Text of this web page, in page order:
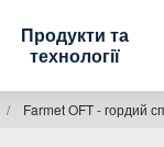
Продукти та
технології
/ Farmet OFT - гордий